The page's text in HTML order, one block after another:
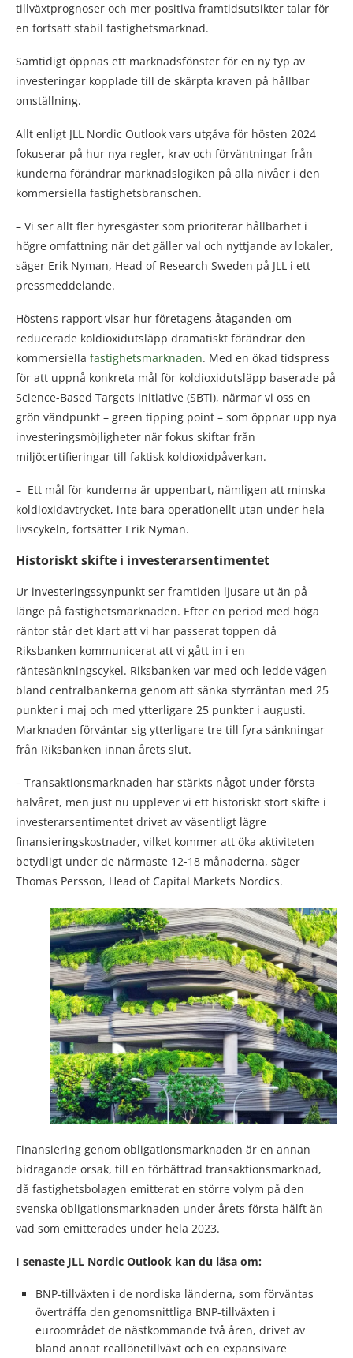
tillväxtprognoser och mer positiva framtidsutsikter talar för
en fortsatt stabil fastighetsmarknad.
Samtidigt öppnas ett marknadsfönster för en ny typ av
investeringar kopplade till de skärpta kraven på hållbar
omställning.
Allt enligt JLL Nordic Outlook vars utgåva för hösten 2024
fokuserar på hur nya regler, krav och förväntningar från
kunderna förändrar marknadslogiken på alla nivåer i den
kommersiella fastighetsbranschen.
– Vi ser allt fler hyresgäster som prioriterar hållbarhet i
högre omfattning när det gäller val och nyttjande av lokaler,
säger Erik Nyman, Head of Research Sweden på JLL i ett
pressmeddelande.
Höstens rapport visar hur företagens åtaganden om
reducerade koldioxidutsläpp dramatiskt förändrar den
kommersiella fastighetsmarknaden. Med en ökad tidspress
för att uppnå konkreta mål för koldioxidutsläpp baserade på
Science-Based Targets initiative (SBTi), närmar vi oss en
grön vändpunkt – green tipping point – som öppnar upp nya
investeringsmöjligheter när fokus skiftar från
miljöcertifieringar till faktisk koldioxidpåverkan.
– Ett mål för kunderna är uppenbart, nämligen att minska
koldioxidavtrycket, inte bara operationellt utan under hela
livscykeln, fortsätter Erik Nyman.
Historiskt skifte i investerarsentimentet
Ur investeringssynpunkt ser framtiden ljusare ut än på
länge på fastighetsmarknaden. Efter en period med höga
räntor står det klart att vi har passerat toppen då
Riksbanken kommunicerat att vi gått in i en
räntesänkningscykel. Riksbanken var med och ledde vägen
bland centralbankerna genom att sänka styrräntan med 25
punkter i maj och med ytterligare 25 punkter i augusti.
Marknaden förväntar sig ytterligare tre till fyra sänkningar
från Riksbanken innan årets slut.
– Transaktionsmarknaden har stärkts något under första
halvåret, men just nu upplever vi ett historiskt stort skifte i
investerarsentimentet drivet av väsentligt lägre
finansieringskostnader, vilket kommer att öka aktiviteten
betydligt under de närmaste 12-18 månaderna, säger
Thomas Persson, Head of Capital Markets Nordics.
Finansiering genom obligationsmarknaden är en annan
bidragande orsak, till en förbättrad transaktionsmarknad,
då fastighetsbolagen emitterat en större volym på den
svenska obligationsmarknaden under årets första hälft än
vad som emitterades under hela 2023.
I senaste JLL Nordic Outlook kan du läsa om:
BNP-tillväxten i de nordiska länderna, som förväntas
överträffa den genomsnittliga BNP-tillväxten i
euroområdet de nästkommande två åren, drivet av
bland annat reallönetillväxt och en expansivare